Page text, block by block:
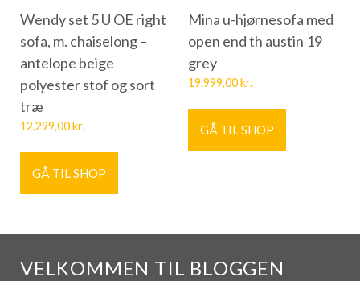
Wendy set 5 U OE right
sofa, m. chaiselong –
antelope beige
polyester stof og sort
træ
12.299,00kr.
GÅ TIL SHOP
Mina u-hjørnesofa med
open end th austin 19
grey
19.999,00kr.
GÅ TIL SHOP
VELKOMMEN TIL BLOGGEN